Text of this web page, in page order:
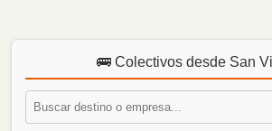
🚌 Colectivos desde San